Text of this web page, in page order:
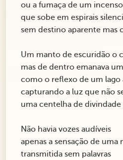
ou a fumaça de um
que sobe em espirais
sem destino aparente
Um manto de escuridão o
mas de dentro emanava
como o reflexo de um
capturando a luz que não
uma centelha de divindade
Não havia vozes audíveis
apenas a sensação de uma
transmitida sem palavras